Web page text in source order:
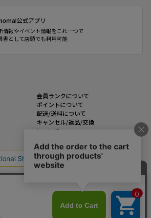
公式アプリ
情報やイベント情報をこれ一つで
書として店頭でも利用可能
会員ランクについて
ポイントについて
配送/送料について
キャンセル/返品/交換
について
ご利用規約